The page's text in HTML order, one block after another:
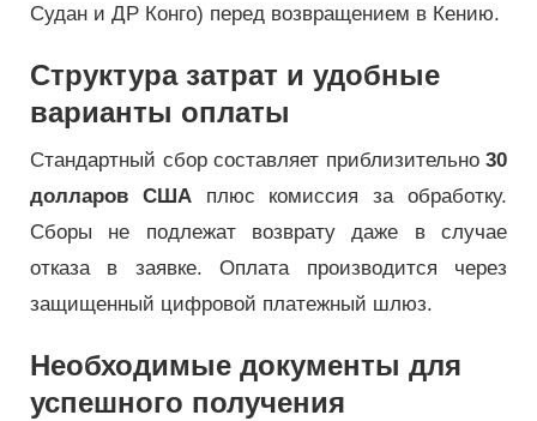
Судан и ДР Конго) перед возвращением в Кению.
Структура затрат и удобные
варианты оплаты
Стандартный сбор составляет приблизительно 30
долларов СШАплюс комиссия за обработку.
Сборы не подлежат возврату даже в случае
отказа в заявке. Оплата производится через
защищенный цифровой платежный шлюз.
Необходимые документы для
успешного получения